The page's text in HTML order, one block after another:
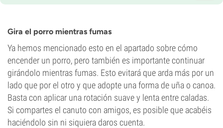
Gira el porro mientras fumas
Ya hemos mencionado esto en el apartado sobre cómo
encender un porro, pero también es importante continuar
girándolo mientras fumas. Esto evitará que arda más por un
lado que por el otro y que adopte una forma de uña o canoa.
Basta con aplicar una rotación suave y lenta entre caladas.
Si compartes el canuto con amigos, es posible que acabéis
haciéndolo sin ni siquiera daros cuenta.